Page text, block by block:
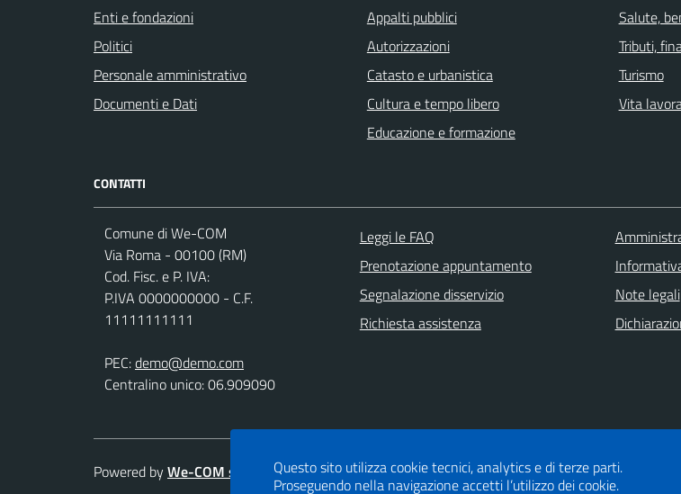
Enti e fondazioni
Politici
Personale amministrativo
Documenti e Dati
Appalti pubblici
Autorizzazioni
Catasto e urbanistica
Cultura e tempo libero
Educazione e formazione
Salute,
Tributi,
Turismo
Vita
CONTATTI
Comune di We-COM
Via Roma - 00100 (RM)
Cod. Fisc. e P. IVA:
P.IVA 0000000000 - C.F.
11111111111
PEC:demo@demo.com
Centralino unico: 06.909090
Leggi le FAQ
Prenotazione appuntamento
Segnalazione disservizio
Richiesta assistenza
Note legali
Powered by We-COM srl
Questo sito utilizza cookie tecnici, analytics e di terze parti.
Proseguendo nella navigazione accetti l’utilizzo dei cookie.